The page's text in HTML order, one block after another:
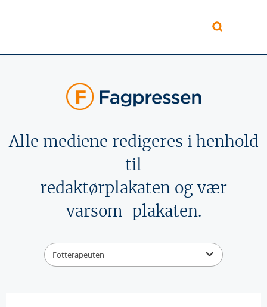
Alle mediene redigeres i henhold
til
redaktørplakaten og vær
varsom-plakaten.
Fotterapeuten